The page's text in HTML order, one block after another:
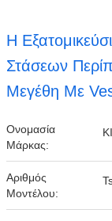
Η
Στάσεων
Μεγέθη Με
Ονομασία
Μάρκας:
Αριθμός
Μοντέλου: